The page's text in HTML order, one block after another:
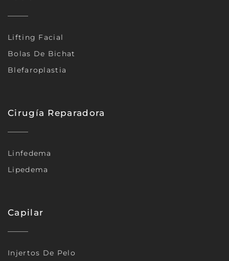
Lifting Facial
Bolas De Bichat
Blefaroplastia
Cirugía Reparadora
Linfedema
Lipedema
Capilar
Injertos De Pelo